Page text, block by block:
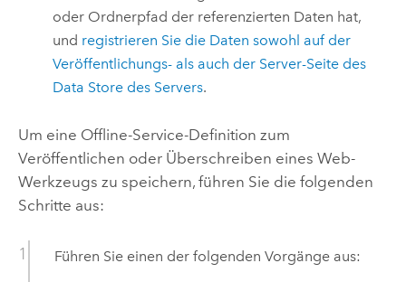
oder Ordnerpfad der referenzierten Daten hat,
und registrieren Sie die Daten sowohl auf der
Veröffentlichungs- als auch der Server-Seite des
Data Store des Servers.
Um eine Offline-Service-Definition zum
Veröffentlichen oder Überschreiben eines Web-
Werkzeugs zu speichern, führen Sie die folgenden
Schritte aus:
Führen Sie einen der folgenden Vorgänge aus: